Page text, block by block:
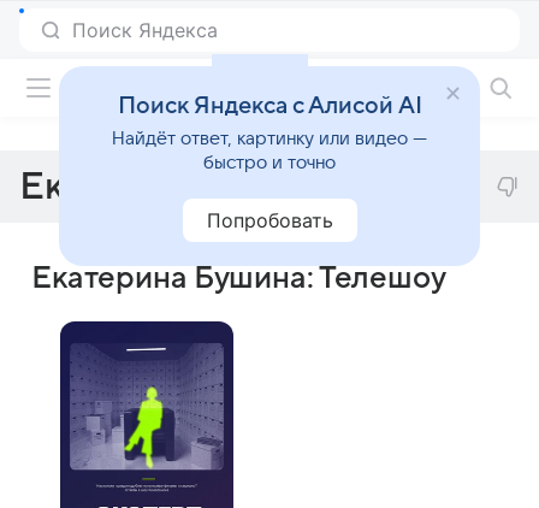
Екатерина Бушина
Екатерина Бушина: Телешоу
Поиск Яндекса с Алисой AI
Найдёт ответ, картинку или видео —
быстро и точно
Попробовать